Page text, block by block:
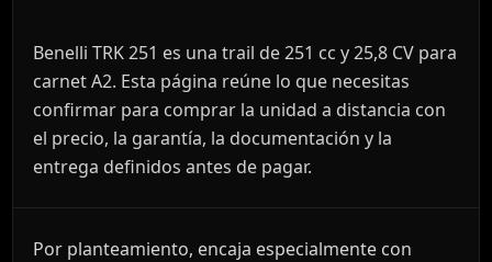
Benelli TRK 251 es una trail de 251 cc y 25,8 CV para
carnet A2. Esta página reúne lo que necesitas
confirmar para comprar la unidad a distancia con
el precio, la garantía, la documentación y la
entrega definidos antes de pagar.
Por planteamiento, encaja especialmente con